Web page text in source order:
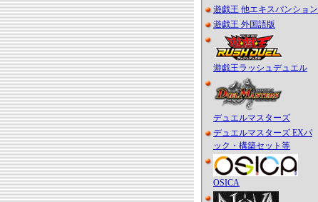
遊戯王 他エキスパンション
遊戯王 外国語版
遊戯王ラッシュデュエル
デュエルマスターズ
デュエルマスターズ EXパ
ック・構築セット等
OSICA